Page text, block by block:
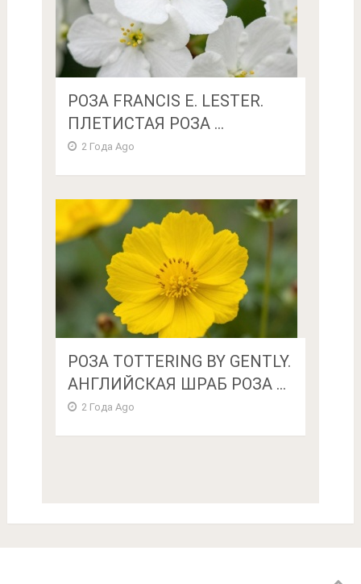
РОЗА FRANCIS E. LESTER.
ПЛЕТИСТАЯ РОЗА ...
2 Года Ago
РОЗА TOTTERING BY GENTLY.
АНГЛИЙСКАЯ ШРАБ РОЗА ...
2 Года Ago